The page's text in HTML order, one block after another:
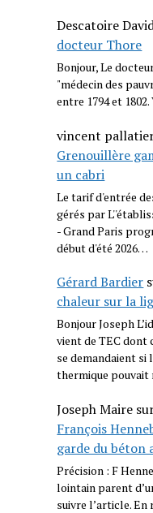
Descatoire
docteur Thore
Bonjour, Le
"médecin des
entre 1794 et
vincent
Grenouillère
un cabri
Le tarif d'entrée
gérés par
- Grand Paris
début d'été 2026…
Gérard Bardier
chaleur sur la
Bonjour Joseph
vient de TEC dont
se demandaient si
thermique
Joseph Maire
François
garde du béton
Précision : F
lointain parent
suivre l’article.